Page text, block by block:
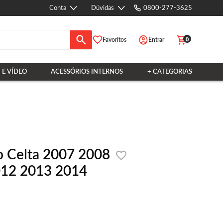
Conta Dúvidas 0800-277-3625
Favoritos Entrar 0
E VÍDEO ACESSÓRIOS INTERNOS + CATEGORIAS
Celta 2007 2008
2013 2014